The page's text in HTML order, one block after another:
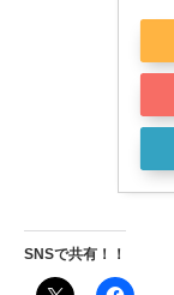
SNSで共有！！